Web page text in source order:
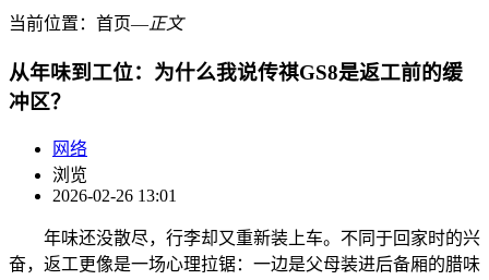
当前位置： 首页―正文
从年味到工位：为什么我说传祺GS8是返工前的缓
冲区？
网络
浏览
2026-02-26 13:01
年味还没散尽，行李却又重新装上车。不同于回家时的兴
奋，返工更像是一场心理拉锯：一边是父母装进后备厢的腊味